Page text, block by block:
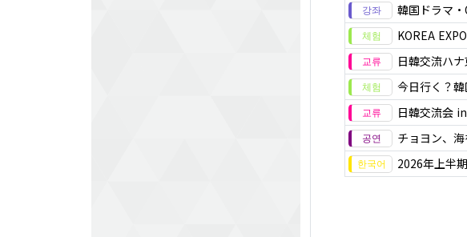
韓国ドラマ
KOREA
日韓交流ハ
今日行く？
日韓交流会
チョヨン、
2026年上半